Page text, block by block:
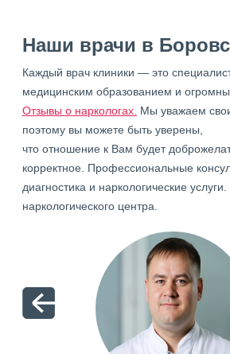
Наши врачи в
Каждый врач клиники — это
медицинским образованием и
Отзывы о наркологах. Мы уважаем
поэтому вы можете быть уверены,
что отношение к Вам будет
корректное. Профессиональные
диагностика и наркологические
наркологического центра.